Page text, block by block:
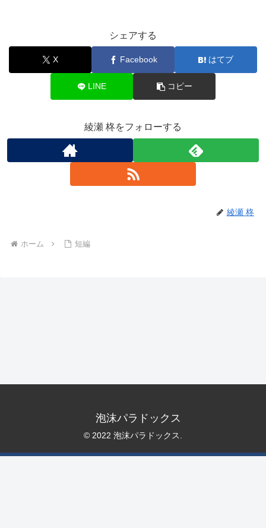
シェアする
X Facebook はてブ
LINE コピー
綾瀬 柊をフォローする
綾瀬 柊
ホーム 短編
泡沫パラドックス
© 2022 泡沫パラドックス.